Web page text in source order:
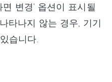
변경' 옵션이 표시될
타나지 않는 경우, 기기
습니다.